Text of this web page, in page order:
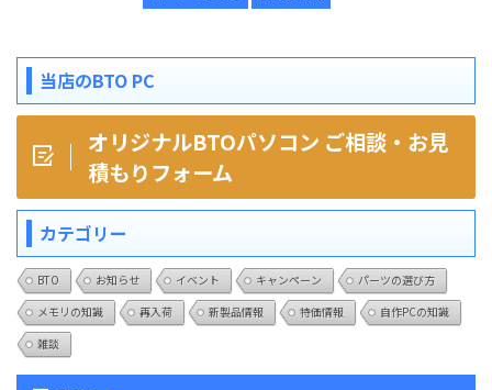
当店のBTO PC
オリジナルBTOパソコン ご相談・お見
積もりフォーム
カテゴリー
BTO お知らせ イベント キャンペーン
パーツの選び方
メモリの知識
再入荷 新製品情報 特価情報
自作PCの知識
雑談